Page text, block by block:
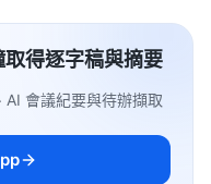
得逐字稿與摘要
會議紀要與待辦擷取